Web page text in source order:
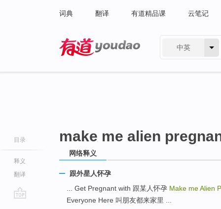
词典 翻译 有道精品课 云笔记
中英
目录
释义
翻译
make me alien
网络释义
跟外星人怀孕
... Get Pregnant with 跟某人怀孕 Make me Alien
Everyone Here 叫朋友都来家里 ...